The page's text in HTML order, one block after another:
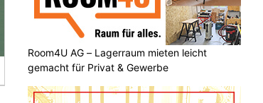
Room4U AG – Lagerraum mieten leicht
gemacht für Privat & Gewerbe